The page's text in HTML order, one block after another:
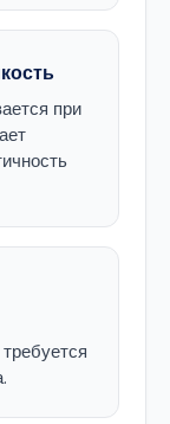
при